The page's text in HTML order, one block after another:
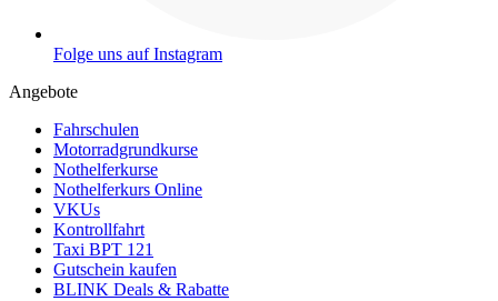
Folge uns auf Instagram
Angebote
Fahrschulen
Motorradgrundkurse
Nothelferkurse
Nothelferkurs Online
VKUs
Kontrollfahrt
Taxi BPT 121
Gutschein kaufen
BLINK Deals & Rabatte